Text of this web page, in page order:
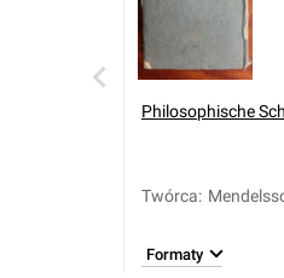
Philosophische
Twórca:
Formaty